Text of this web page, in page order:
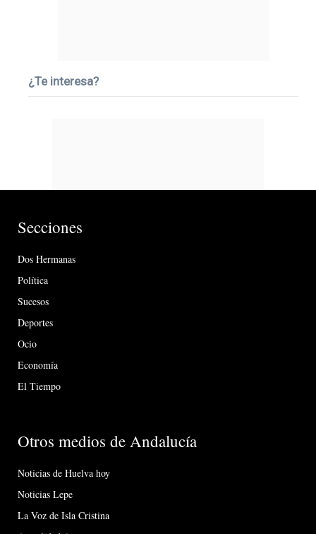
¿Te interesa?
Secciones
Dos Hermanas
Política
Sucesos
Deportes
Ocio
Economía
El Tiempo
Otros medios de Andalucía
Noticias de Huelva hoy
Noticias Lepe
La Voz de Isla Cristina